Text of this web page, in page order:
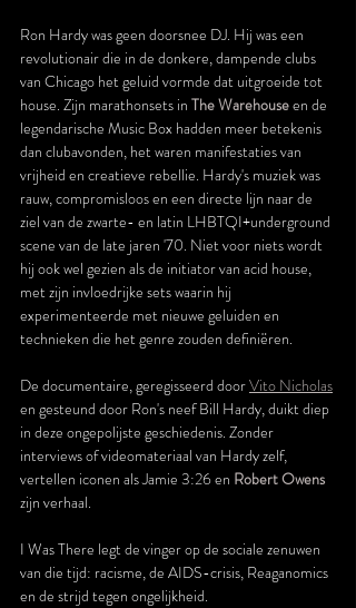
Ron Hardy was geen doorsnee DJ. Hij was een
revolutionair die in de donkere, dampende clubs
van Chicago het geluid vormde dat uitgroeide tot
house. Zijn marathonsets in The Warehouse en de
legendarische Music Box hadden meer betekenis
dan clubavonden, het waren manifestaties van
vrijheid en creatieve rebellie. Hardy's muziek was
rauw, compromisloos en een directe lijn naar de
ziel van de zwarte- en latin LHBTQI+underground
scene van de late jaren '70. Niet voor niets wordt
hij ook wel gezien als de initiator van acid house,
met zijn invloedrijke sets waarin hij
experimenteerde met nieuwe geluiden en
technieken die het genre zouden definiëren.
De documentaire, geregisseerd door Vito Nicholas
en gesteund door Ron's neef Bill Hardy, duikt diep
in deze ongepolijste geschiedenis. Zonder
interviews of videomateriaal van Hardy zelf,
vertellen iconen als Jamie 3:26 en Robert Owens
zijn verhaal.
I Was There legt de vinger op de sociale zenuwen
van die tijd: racisme, de AIDS-crisis, Reaganomics
en de strijd tegen ongelijkheid.